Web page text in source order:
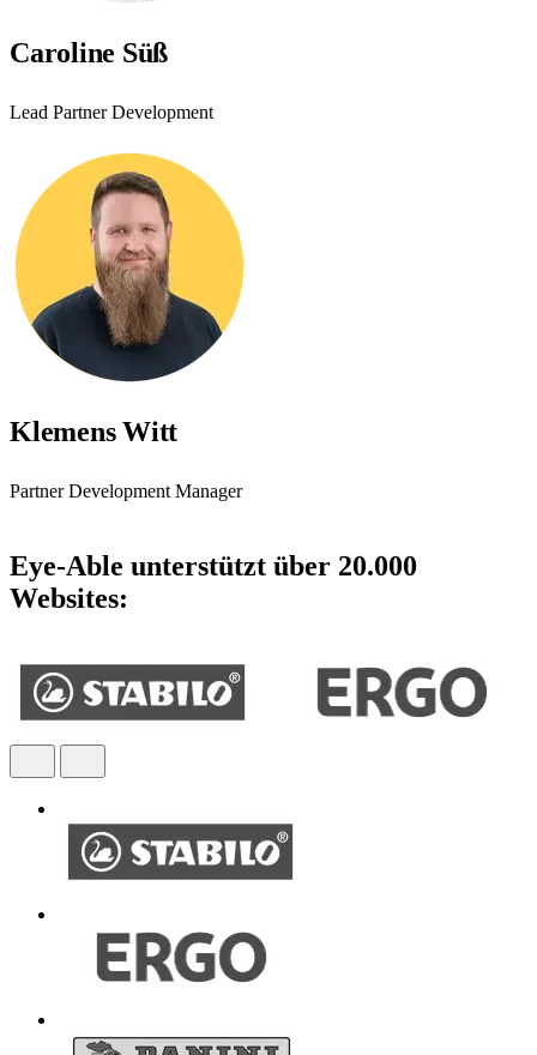
Caroline Süß
Lead Partner Development
Klemens Witt
Partner Development Manager
Eye-Able unterstützt über 20.000
Websites: